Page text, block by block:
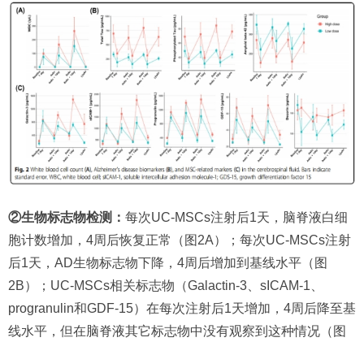
②生物标志物检测： 每次UC-MSCs注射后1天，脑脊液白细
胞计数增加，4周后恢复正常（图2A）；每次UC-MSCs注射
后1天，AD生物标志物下降，4周后增加到基线水平（图
2B）；UC-MSCs相关标志物（Galactin-3、sICAM-1、
progranulin和GDF-15）在每次注射后1天增加，4周后降至基
线水平，但在脑脊液其它标志物中没有观察到这种情况（图